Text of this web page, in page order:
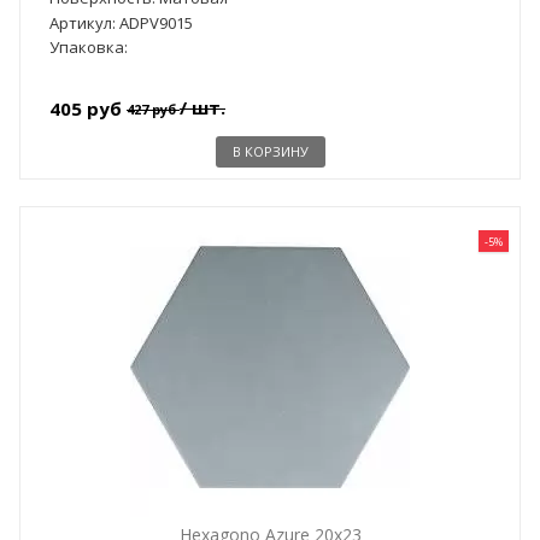
Артикул: ADPV9015
Упаковка:
405 руб 427 руб/ шт.
В КОРЗИНУ
-5%
Hexagono Azure 20x23